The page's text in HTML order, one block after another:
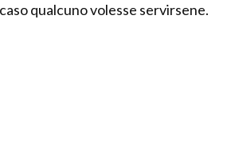
qualcuno volesse servirsene.